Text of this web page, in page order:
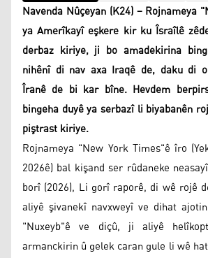
Navenda Nûçeyan (K24) – Rojnameya
ya Amerîkayî eşkere kir ku Îsraîlê
derbaz kiriye, ji bo amadekirina
nihênî di nav axa Iraqê de, daku di
Îranê de bi kar bîne. Hevdem
bingeha duyê ya serbazî li biyabanên
piştrast kiriye.
Rojnameya "New York Times"ê îro
2026ê) bal kişand ser rûdaneke
borî (2026), Li gorî raporê, di wê rojê
aliyê şivanekî navxweyî ve dihat
"Nuxeyb"ê ve diçû, ji aliyê
armanckirin û gelek caran gule li wê